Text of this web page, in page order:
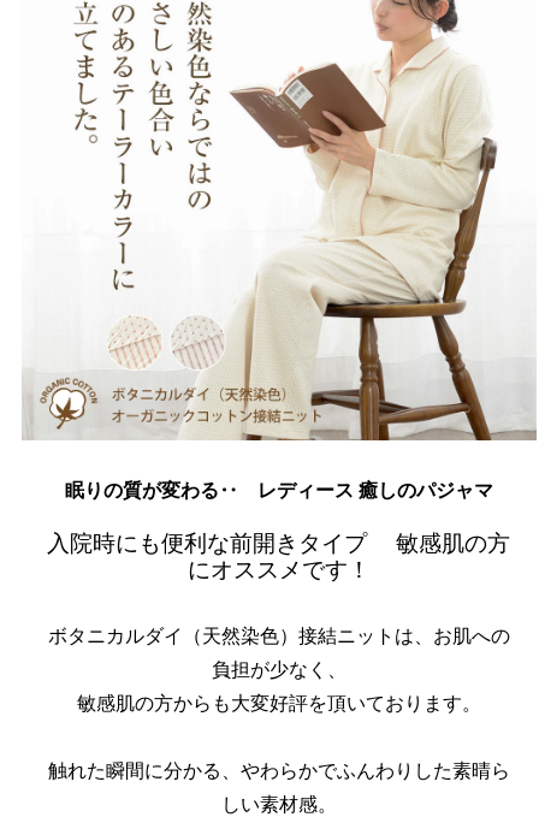
眠りの質が変わる‥ レディース 癒しのパジャマ
入院時にも便利な前開きタイプ 敏感肌の方
にオススメです！
ボタニカルダイ（天然染色）接結ニットは、お肌への
負担が少なく、
敏感肌の方からも大変好評を頂いております。
触れた瞬間に分かる、やわらかでふんわりした素晴ら
しい素材感。